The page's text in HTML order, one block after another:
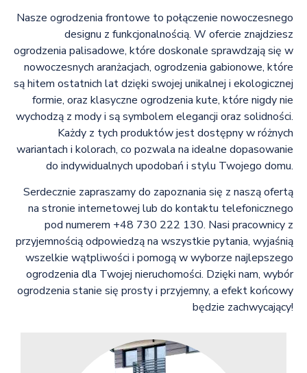
Nasze ogrodzenia frontowe to połączenie nowoczesnego
designu z funkcjonalnością. W ofercie znajdziesz
ogrodzenia palisadowe, które doskonale sprawdzają się w
nowoczesnych aranżacjach, ogrodzenia gabionowe, które
są hitem ostatnich lat dzięki swojej unikalnej i ekologicznej
formie, oraz klasyczne ogrodzenia kute, które nigdy nie
wychodzą z mody i są symbolem elegancji oraz solidności.
Każdy z tych produktów jest dostępny w różnych
wariantach i kolorach, co pozwala na idealne dopasowanie
do indywidualnych upodobań i stylu Twojego domu.
Serdecznie zapraszamy do zapoznania się z naszą ofertą
na stronie internetowej lub do kontaktu telefonicznego
pod numerem +48 730 222 130. Nasi pracownicy z
przyjemnością odpowiedzą na wszystkie pytania, wyjaśnią
wszelkie wątpliwości i pomogą w wyborze najlepszego
ogrodzenia dla Twojej nieruchomości. Dzięki nam, wybór
ogrodzenia stanie się prosty i przyjemny, a efekt końcowy
będzie zachwycający!